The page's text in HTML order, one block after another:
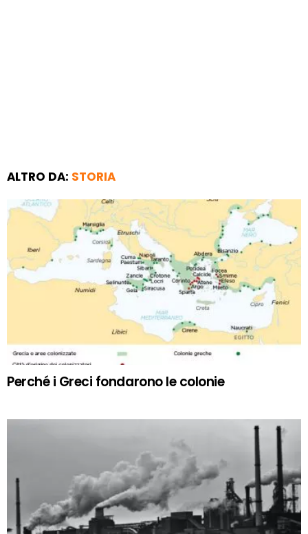
ALTRO DA: STORIA
Perché i Greci fondarono le colonie